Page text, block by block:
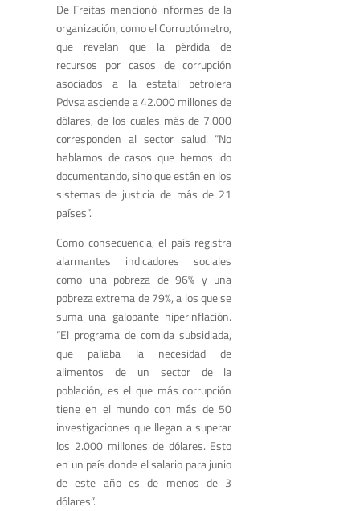
De Freitas mencionó informes de la
organización, como el Corruptómetro,
que revelan que la pérdida de
recursos por casos de corrupción
asociados a la estatal petrolera
Pdvsa asciende a 42.000 millones de
dólares, de los cuales más de 7.000
corresponden al sector salud. “No
hablamos de casos que hemos ido
documentando, sino que están en los
sistemas de justicia de más de 21
países”.
Como consecuencia, el país registra
alarmantes indicadores sociales
como una pobreza de 96% y una
pobreza extrema de 79%, a los que se
suma una galopante hiperinflación.
“El programa de comida subsidiada,
que paliaba la necesidad de
alimentos de un sector de la
población, es el que más corrupción
tiene en el mundo con más de 50
investigaciones que llegan a superar
los 2.000 millones de dólares. Esto
en un país donde el salario para junio
de este año es de menos de 3
dólares”.